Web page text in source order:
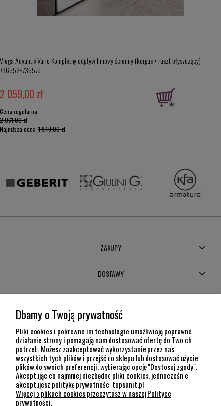
Viega Advantix Vario Kompletny odpływ liniowy ścienny (korpus + ruszt błyszczący)
736552+736576
2 059,00 zł
Cena regularna:
2 061,00 zł
Najniższa cena: 1 949,00 zł
ZAKUPY
DOSTAWY
POMOC
INFORMACJE
KONTAKT
12 307 26 20
Kraków, 30-704 Na Dołach 8
Dbamy o Twoją prywatność
Pliki cookies i pokrewne im technologie umożliwiają poprawne
działanie strony i pomagają nam dostosować ofertę do Twoich
potrzeb. Możesz zaakceptować wykorzystanie przez nas
wszystkich tych plików i przejść do sklepu lub dostosować użycie
plików do swoich preferencji, wybierając opcję "Dostosuj zgody".
Akceptując co najmniej niezbędne pliki cookies, jednocześnie
akceptujesz politykę prywatności topsanit.pl
Więcej o plikach cookies przeczytasz w naszej Polityce
prywatności.